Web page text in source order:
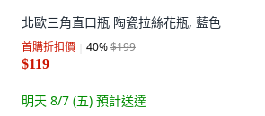
北歐三角直口瓶 陶瓷拉絲花瓶, 藍色
首購折扣價 40%$199
$119
明天 8/7 (五) 預計送達